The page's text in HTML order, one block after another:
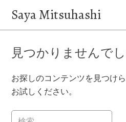
Saya Mitsuhashi
見つかりませんで
お探しのコンテンツを見つけ
お試しください。